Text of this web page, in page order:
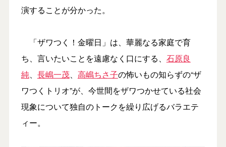
演することが分かった。
「ザワつく！金曜日」は、華麗なる家庭で育
ち、言いたいことを遠慮なく口にする、 石原良
純、 長嶋一茂、 高嶋ちさ子の怖いもの知らずの“ザ
ワつくトリオ”が、今世間をザワつかせている社会
現象について独自のトークを繰り広げるバラエテ
ィー。